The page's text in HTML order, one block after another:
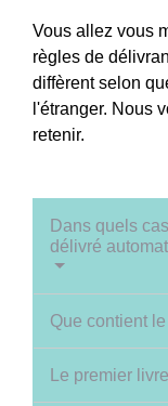
Vous allez vous
règles de
diffèrent selon
l'étranger. Nous
retenir.
Dans quels
délivré
Que contient
Le premier